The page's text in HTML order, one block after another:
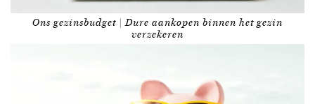
Ons gezinsbudget | Dure aankopen binnen het gezin
verzekeren